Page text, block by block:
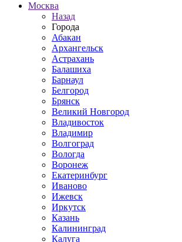
Москва
Назад
Города
Абакан
Архангельск
Астрахань
Балашиха
Барнаул
Белгород
Брянск
Великий Новгород
Владивосток
Владимир
Волгоград
Вологда
Воронеж
Екатеринбург
Иваново
Ижевск
Иркутск
Казань
Калининград
Калуга